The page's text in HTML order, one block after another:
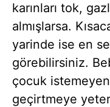
karınları tok,
almışlarsa.
yarinde ise en
görebilirsiniz.
çocuk
geçirtmeye